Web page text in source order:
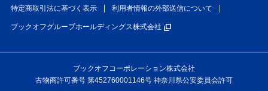
特定商取引法に基づく表示 利用者情報の外部送信について
ブックオフグループホールディングス株式会社
ブックオフコーポレーション株式会社
古物商許可番号 第452760001146号 神奈川県公安委員会許可